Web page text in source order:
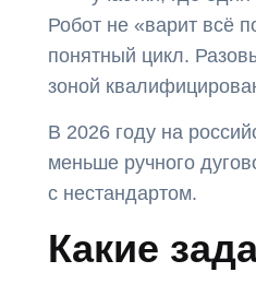
Робот не «варит всё
понятный цикл.
зоной
В 2026 году на
меньше ручного
с нестандартом.
Какие